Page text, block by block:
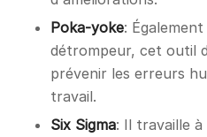
Poka-yoke:
détrompeur, cet outil
prévenir les erreurs
travail.
Six Sigma: Il travaille